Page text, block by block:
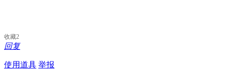
收藏2
回复
使用道具 举报